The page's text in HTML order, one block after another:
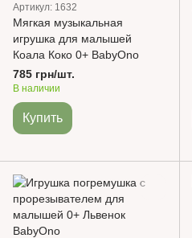
Артикул: 1632
Мягкая музыкальная
игрушка для малышей
Коала Коко 0+ BabyOno
785 грн/шт.
В наличии
Купить